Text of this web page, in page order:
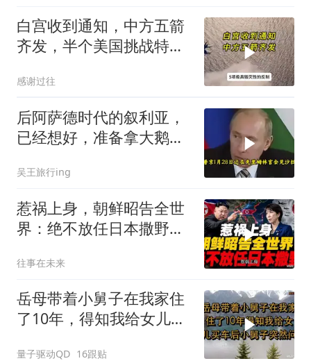
白宫收到通知，中方五箭
齐发，半个美国挑战特朗
感谢过往
后阿萨德时代的叙利亚，
已经想好，准备拿大鹅石
吴王旅行ing
惹祸上身，朝鲜昭告全世
界：绝不放任日本撒野！
往事在未来
岳母带着小舅子在我家住
了10年，得知我给女儿买
量子驱动QD 16跟贴